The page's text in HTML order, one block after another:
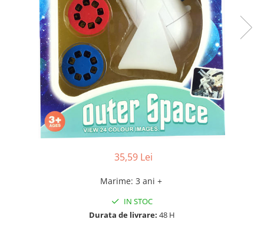
35,59 Lei
Marime: 3 ani +
IN STOC
Durata de livrare: 48 H